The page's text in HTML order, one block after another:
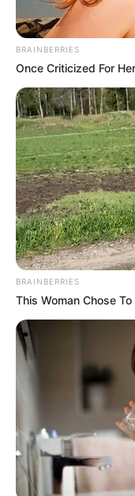
cuenta con dos
intereses del 50%
;
2023, y aplica para
en suscribir una
radicarse a más
virtual o presencial
Bogotá.
Los contribuyentes
por cuotas deben
BRAINBERRIES
Once Criticized For
BRAINBERRIES
This Woman Chose